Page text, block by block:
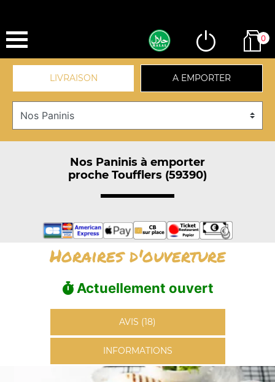
0
LIVRAISON A EMPORTER
Nos Paninis à emporter
proche Toufflers (59390)
Horaires d'ouverture
Actuellement ouvert
AVIS (18)
INFORMATIONS